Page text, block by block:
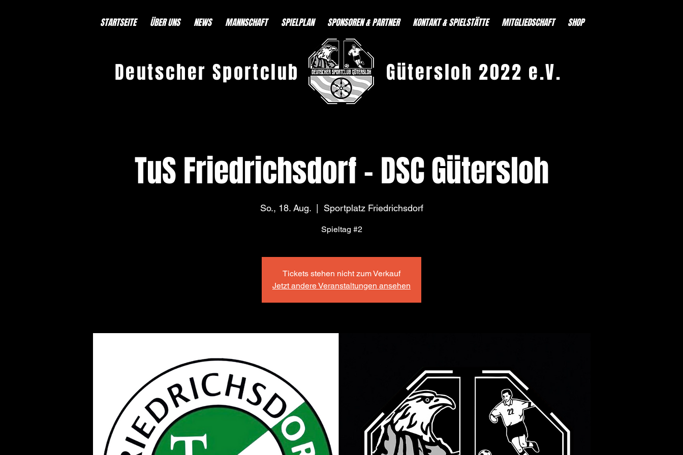
STARTSEITE ÜBER UNS NEWS MANNSCHAFT SPIELPLAN SPONSOREN & PARTNER KONTAKT & SPIELSTÄTTE MITGLIEDSCHAFT SHOP
Deutscher Sportclub Gütersloh 2022 e.V.
TuS Friedrichsdorf - DSC Gütersloh
So., 18. Aug.
  |
Sportplatz Friedrichsdorf
Spieltag #2
Tickets stehen nicht zum Verkauf
Jetzt andere Veranstaltungen ansehen